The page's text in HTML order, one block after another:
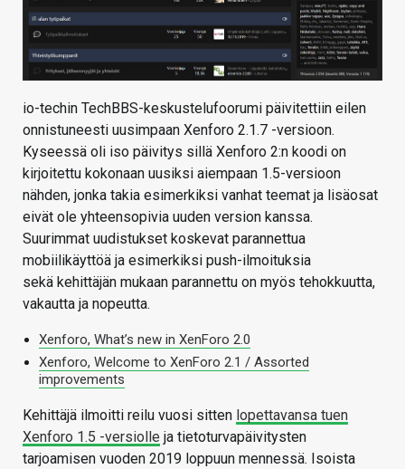
HAKU
io-techin TechBBS-keskustelufoorumi päivitettiin eilen
onnistuneesti uusimpaan Xenforo 2.1.7 -versioon.
Kyseessä oli iso päivitys sillä Xenforo 2:n koodi on
kirjoitettu kokonaan uusiksi aiempaan 1.5-versioon
nähden, jonka takia esimerkiksi vanhat teemat ja lisäosat
eivät ole yhteensopivia uuden version kanssa.
Suurimmat uudistukset koskevat parannettua
mobiilikäyttöä ja esimerkiksi push-ilmoituksia
sekä kehittäjän mukaan parannettu on myös tehokkuutta,
vakautta ja nopeutta.
Xenforo, What’s new in XenForo 2.0
Xenforo, Welcome to XenForo 2.1 / Assorted
improvements
Kehittäjä ilmoitti reilu vuosi sitten lopettavansa tuen
Xenforo 1.5 -versiolle ja tietoturvapäivitysten
tarjoamisen vuoden 2019 loppuun mennessä. Isoista